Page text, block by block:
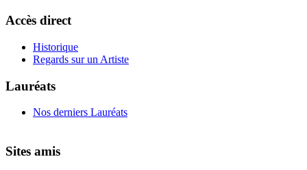
Accès direct
Historique
Regards sur un Artiste
Lauréats
Nos derniers Lauréats
Sites amis